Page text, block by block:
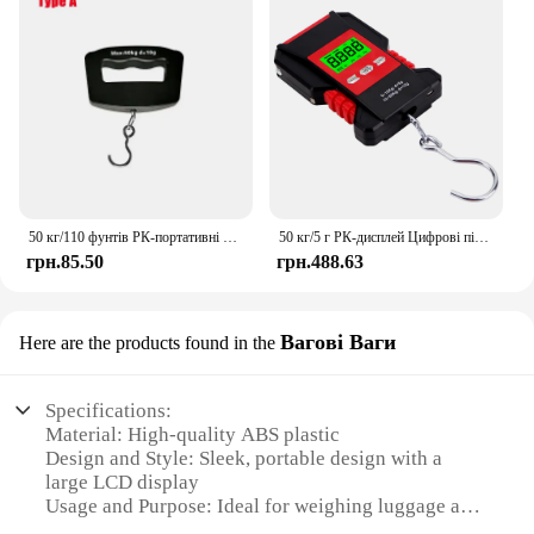
50 кг/110 фунтів РК-портативні ваги Цифрові ваги для валіз для багажу з ручкою Дорожня сумка для багажу Гачок для зважування риби Підвісні ваги
грн.85.50
50 кг/5 г РК-дисплей Цифрові підвісні ваги Міні електронні риболовля Дорожній багаж Баланси Портативні ваги Водонепроникні
грн.488.63
Here are the products found in the Вагові Ваги
Specifications:
Material: High-quality ABS plastic
Design and Style: Sleek, portable design with a
large LCD display
Usage and Purpose: Ideal for weighing luggage and